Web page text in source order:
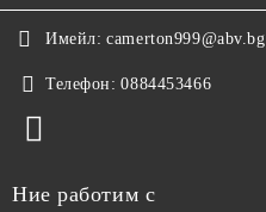
Имейл: camerton999@abv.bg
Телефон: 0884453466
Ние работим с